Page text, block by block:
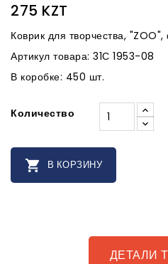
275 KZT
Коврик для творчества,
Артикул товара: 31С 1953-08
В коробке: 450 шт.
Количество
 В КОРЗИНУ
ДЕТАЛИ